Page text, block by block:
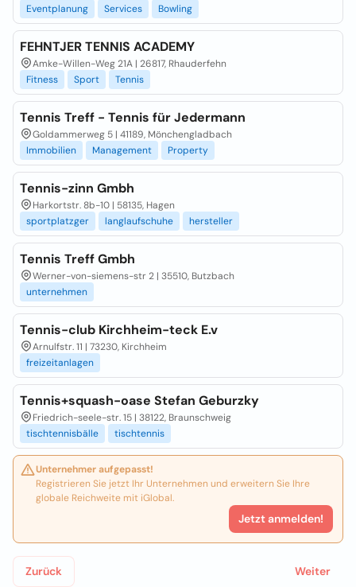
Eventplanung
Services Bowling
FEHNTJER TENNIS ACADEMY
Amke-Willen-Weg 21A | 26817, Rhauderfehn
Fitness
Sport Tennis
Tennis Treff - Tennis für Jedermann
Goldammerweg 5 | 41189, Mönchengladbach
Immobilien
Management Property
Tennis-zinn Gmbh
Harkortstr. 8b-10 | 58135, Hagen
sportplatzger
langlaufschuhe hersteller
Tennis Treff Gmbh
Werner-von-siemens-str 2 | 35510, Butzbach
unternehmen
Tennis-club Kirchheim-teck E.v
Arnulfstr. 11 | 73230, Kirchheim
freizeitanlagen
Tennis+squash-oase Stefan Geburzky
Friedrich-seele-str. 15 | 38122, Braunschweig
tischtennisbälle
tischtennis
Unternehmer aufgepasst!
Registrieren Sie jetzt Ihr Unternehmen und erweitern Sie Ihre
globale Reichweite mit iGlobal.
Jetzt anmelden!
Zurück Weiter